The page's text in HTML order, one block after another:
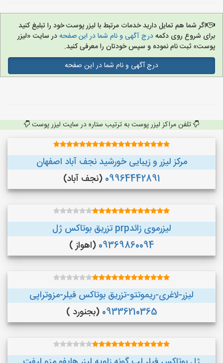
اگر شما هم تمایل دارید خدمات مرتبط با لیزر پوست خود را تبلیغ کنید
برای شروع روی دکمهدرج آگهی و نام شما در این صفحهدر سایت «لیزر
پوست» ثبت نام نموده و سپس خودتان را معرفی کنید.
درج آگهی و نام شما در این صفحه
تلفن مراکز لیزر پوست به ترتیب ستاره در سایت لیزر پوست
مرکز لیزر و زیبایی خورشید نجف آباد اصفهان
09964442891 (نجف‌ آباد)
لیزرموی زائدprp تزریق بوتاکس ژل
09369860094 (اهواز )
لیزر-لاغری-ریموتتو-تزریق بوتاکس فیلر-مزوتراپی
09336210365 (بجنورد )